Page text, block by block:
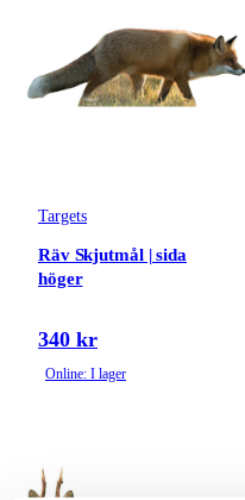
Targets
Räv Skjutmål | sida
höger
340 kr
Online: I lager